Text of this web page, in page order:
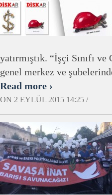
yatırmıştık. “İşçi Sınıfı
genel merkez ve
Read more ›
ON 2 EYLÜL 2015 14:25 /